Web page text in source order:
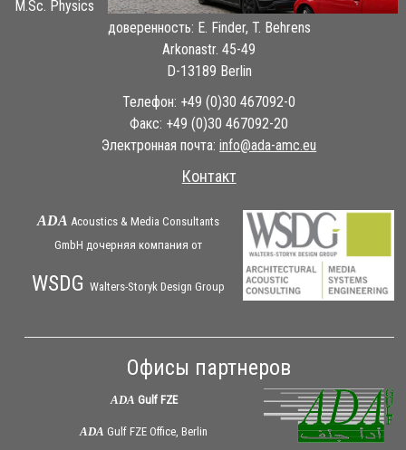
M.Sc. Physics
доверенность: E. Finder, T. Behrens
Arkonastr. 45-49
D-13189 Berlin
Телефон: +49 (0)30 467092-0
Факс: +49 (0)30 467092-20
Электронная почта:ue.cma-ada@ofni
Контакт
ADA Acoustics & Media Consultants
GmbH дочерняя компания от
WSDG Walters-Storyk Design Group
Офисы партнеров
ADA Gulf FZE
ADA Gulf FZE Office, Berlin